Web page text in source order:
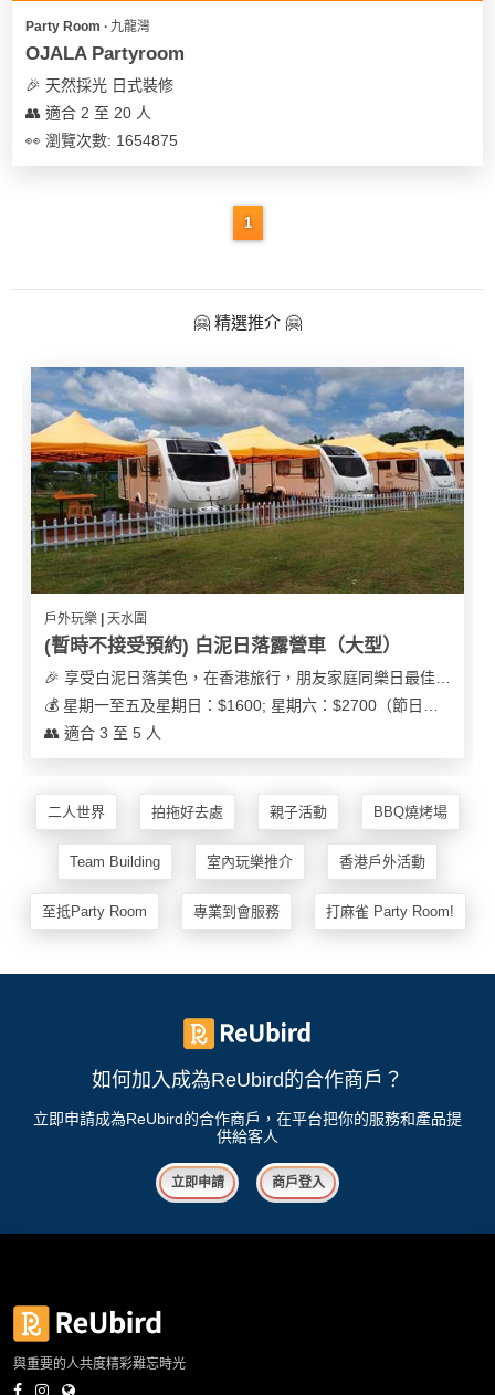
玩
樂
體
手
樂
遊
艇
出
租
Party Room ∙ 九龍灣
OJALA Partyroom
🎉 天然採光 日式裝修
👥 適合 2 至 20 人
👀 瀏覽次數: 1654875
1
🤗 精選推介 🤗
戶外玩樂 | 天水圍
(暫時不接受預約) 白泥日落露營車（大型）
👥 適合 3 至 5 人
二人世界 拍拖好去處 親子活動 BBQ燒烤場
Team Building 室內玩樂推介 香港戶外活動
至抵Party Room 專業到會服務 打麻雀 Party Room!
如何加入成為ReUbird的合作商戶？
立即申請成為ReUbird的合作商戶，在平台把你的服務和產品提
供給客人
立即申請 商戶登入
與重要的人共度精彩難忘時光